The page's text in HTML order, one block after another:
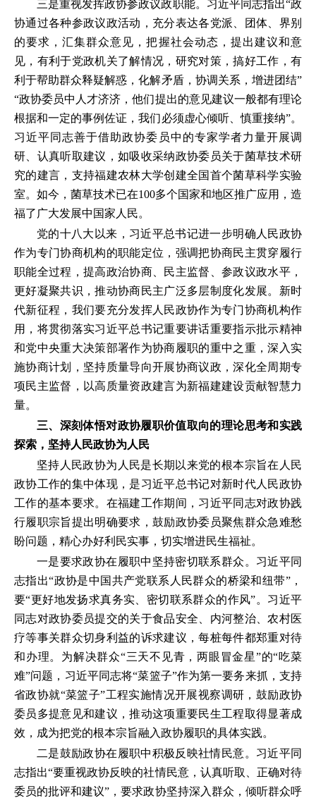
三是重视发挥政协参政议政职能。习近平同志指出“政
协通过各种参政议政活动，充分表达各党派、团体、界别
的要求，汇集群众意见，把握社会动态，提出建议和意
见，有利于党政机关了解情况，研究对策，搞好工作，有
利于帮助群众释疑解惑，化解矛盾，协调关系，增进团结”
“政协委员中人才济济，他们提出的意见建议一般都有理论
根据和一定的事例佐证，我们必须虚心倾听、慎重接纳”。
习近平同志善于借助政协委员中的专家学者力量开展调
研、认真听取建议，如吸收采纳政协委员关于菌草技术研
究的建言，支持福建农林大学创建全国首个菌草科学实验
室。如今，菌草技术已在100多个国家和地区推广应用，造
福了广大发展中国家人民。
党的十八大以来，习近平总书记进一步明确人民政协
作为专门协商机构的职能定位，强调把协商民主贯穿履行
职能全过程，提高政治协商、民主监督、参政议政水平，
更好凝聚共识，推动协商民主广泛多层制度化发展。新时
代新征程，我们要充分发挥人民政协作为专门协商机构作
用，将贯彻落实习近平总书记重要讲话重要指示批示精神
和党中央重大决策部署作为协商履职的重中之重，深入实
施协商计划，坚持质量导向开展协商议政，深化全周期专
项民主监督，以高质量资政建言为新福建建设贡献智慧力
量。
三、深刻体悟对政协履职价值取向的理论思考和实践
探索，坚持人民政协为人民
坚持人民政协为人民是长期以来党的根本宗旨在人民
政协工作的集中体现，是习近平总书记对新时代人民政协
工作的基本要求。在福建工作期间，习近平同志对政协践
行履职宗旨提出明确要求，鼓励政协委员聚焦群众急难愁
盼问题，精心办好利民实事，切实增进民生福祉。
一是要求政协在履职中坚持密切联系群众。习近平同
志指出“政协是中国共产党联系人民群众的桥梁和纽带”，
要“更好地发扬求真务实、密切联系群众的作风”。习近平
同志对政协委员提交的关于食品安全、内河整治、农村医
疗等事关群众切身利益的诉求建议，每桩每件都郑重对待
和办理。为解决群众“三天不见青，两眼冒金星”的“吃菜
难”问题，习近平同志将“菜篮子”作为第一要务来抓，支持
省政协就“菜篮子”工程实施情况开展视察调研，鼓励政协
委员多提意见和建议，推动这项重要民生工程取得显著成
效，成为把党的根本宗旨融入政协履职的具体实践。
二是鼓励政协在履职中积极反映社情民意。习近平同
志指出“要重视政协反映的社情民意，认真听取、正确对待
委员的批评和建议”，要求政协坚持深入群众，倾听群众呼